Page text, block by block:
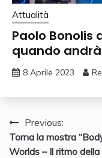
Attualità
Paolo Bonolis
quando
8 Aprile 2023
Navigazione
articoli
Previous:
Torna la mostra
Worlds – Il ritmo della